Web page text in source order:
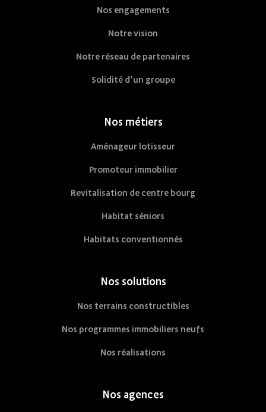
Nos engagements
Notre vision
Notre réseau de partenaires
Solidité d’un groupe
Nos métiers
Aménageur lotisseur
Promoteur immobilier
Revitalisation de centre bourg
Habitat séniors
Habitats conventionnés
Nos solutions
Nos terrains constructibles
Nos programmes immobiliers neufs
Nos réalisations
Nos agences